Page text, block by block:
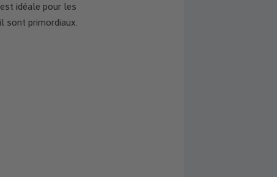
idéale pour les
sont primordiaux.